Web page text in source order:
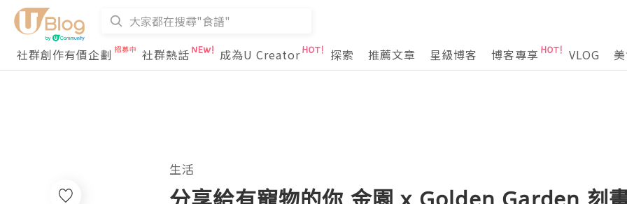
社群創作有價企劃 社群熱話 成為U Creator 探索 推薦文章 星級博客 博客專享 VLOG
生活